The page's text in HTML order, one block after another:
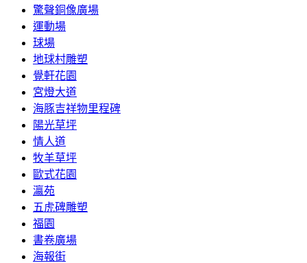
驚聲銅像廣場
運動場
球場
地球村雕塑
覺軒花園
宮燈大道
海豚吉祥物里程碑
陽光草坪
情人道
牧羊草坪
歐式花園
瀛苑
五虎碑雕塑
福園
書卷廣場
海報街